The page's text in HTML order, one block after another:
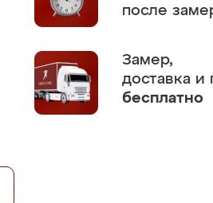
после
Замер,
доставка и
бесплатно